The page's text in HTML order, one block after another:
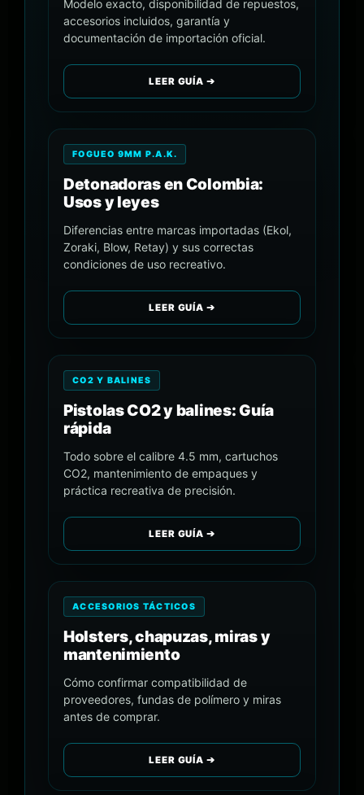
Modelo exacto, disponibilidad de repuestos,
accesorios incluidos, garantía y
documentación de importación oficial.
LEER GUÍA ➔
FOGUEO 9MM P.A.K.
Detonadoras en Colombia:
Usos y leyes
Diferencias entre marcas importadas (Ekol,
Zoraki, Blow, Retay) y sus correctas
condiciones de uso recreativo.
LEER GUÍA ➔
CO2 Y BALINES
Pistolas CO2 y balines: Guía
rápida
Todo sobre el calibre 4.5 mm, cartuchos
CO2, mantenimiento de empaques y
práctica recreativa de precisión.
LEER GUÍA ➔
ACCESORIOS TÁCTICOS
Holsters, chapuzas, miras y
mantenimiento
Cómo confirmar compatibilidad de
proveedores, fundas de polímero y miras
antes de comprar.
LEER GUÍA ➔